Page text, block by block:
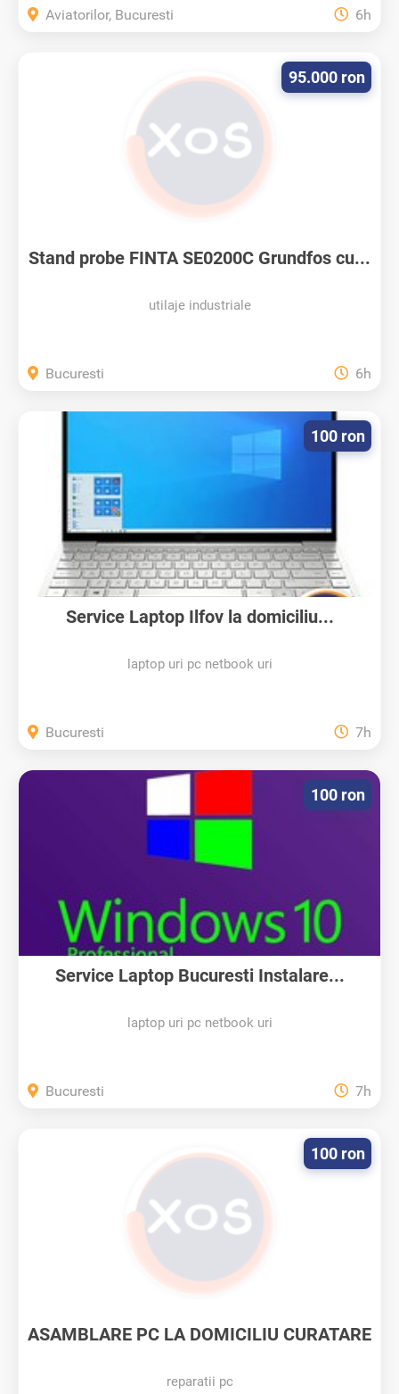
Aviatorilor, Bucuresti 6h
Stand probe FINTA SE0200C Grundfos cu...
utilaje industriale
95.000 ron
Bucuresti 6h
Service Laptop Ilfov la domiciliu...
laptop uri pc netbook uri
100 ron
Bucuresti 7h
Service Laptop Bucuresti Instalare...
laptop uri pc netbook uri
100 ron
Bucuresti 7h
ASAMBLARE PC LA DOMICILIU CURATARE
reparatii pc
100 ron